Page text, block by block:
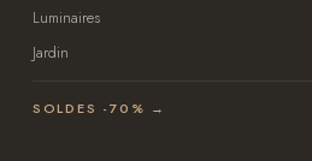
Luminaires
Jardin
SOLDES -70% →